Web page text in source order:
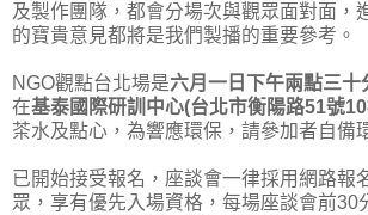
及製作團隊，都會分場次與觀眾面對面，
的寶貴意見都將是我們製播的重要參考。
NGO觀點台北場是六月一日下午兩點三十
在基泰國際研訓中心(台北市衡陽路51號
茶水及點心，為響應環保，請參加者自備
已開始接受報名，座談會一律採用網路報
眾，享有優先入場資格，每場座談會前30